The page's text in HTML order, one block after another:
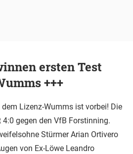
ersten Test
+++
Lizenz-Wumms ist vorbei! Die
gegen den VfB Forstinning.
Stürmer Arian Ortivero
von Ex-Löwe Leandro